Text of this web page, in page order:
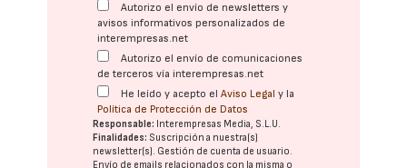
Autorizo el envío de newsletters y
avisos informativos personalizados de
interempresas.net
Autorizo el envío de comunicaciones
de terceros vía interempresas.net
He leído y acepto elAviso Legal y la
Política de Protección de Datos
Responsable: Interempresas Media, S.L.U.
Finalidades: Suscripción a nuestra(s)
newsletter(s). Gestión de cuenta de usuario.
Envío de emails relacionados con la misma o